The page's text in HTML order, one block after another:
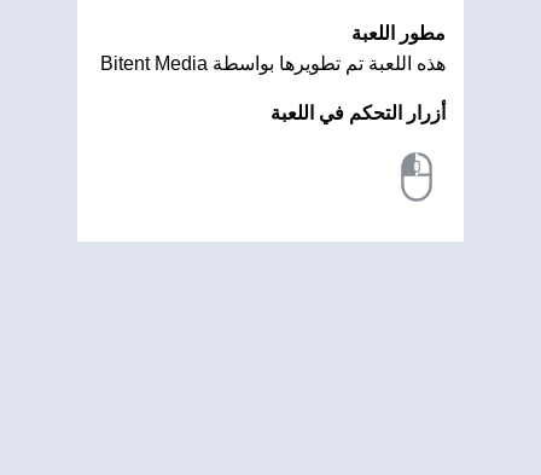
مطور اللعبة
هذه اللعبة تم تطويرها بواسطة Bitent Media
أزرار التحكم في اللعبة